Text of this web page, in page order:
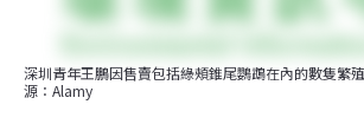
深圳青年王鵬因售賣包括綠頰錐尾鸚鵡在內的數隻繁
源：Alamy